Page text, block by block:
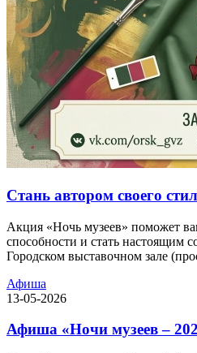
Стань автором своего
Акция «Ночь музеев» поможет
способности и стать настоящим
Городском выставочном зале
Афиша
13-05-2026
Афиша «Ночи музеев –